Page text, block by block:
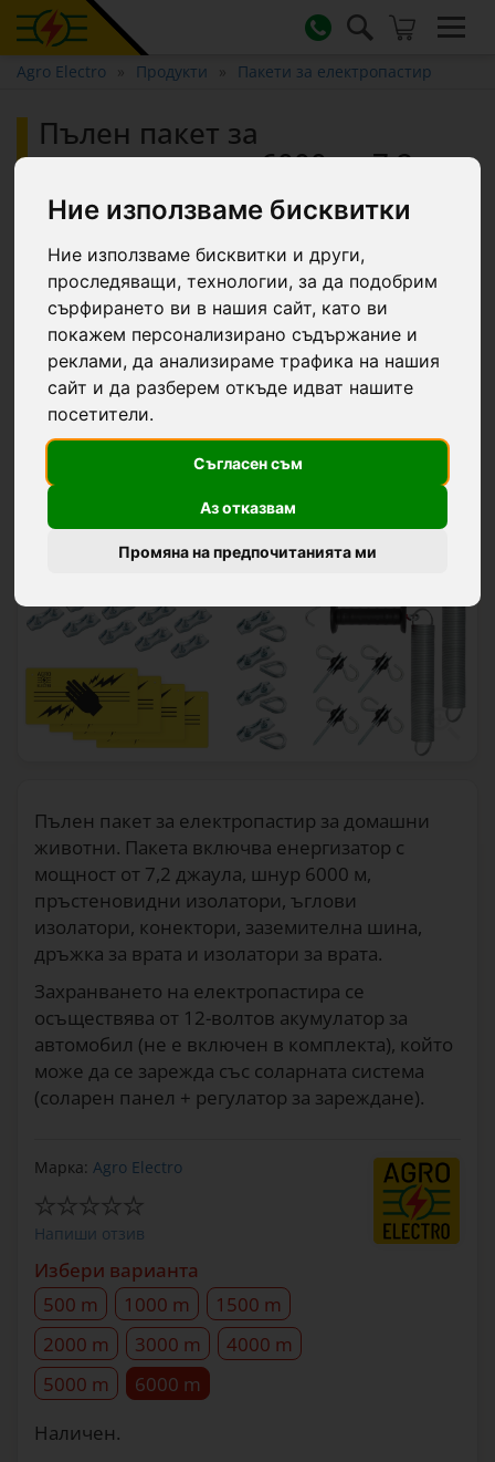
Ние използваме бисквитки
Ние използваме бисквитки и други,
проследяващи, технологии, за да подобрим
сърфирането ви в нашия сайт, като ви
покажем персонализирано съдържание и
реклами, да анализираме трафика на нашия
сайт и да разберем откъде идват нашите
посетители.
Съгласен съм
Аз отказвам
Промяна на предпочитанията ми
Agro Electro Продукти Пакети за електропастир
Пълен пакет за
електропастир 6000 м, 7,2
джаула, със соларна система,
за домашни животни :: 6000
m
-13.1 €
Пълен пакет за електропастир за домашни
животни. Пакета включва енергизатор с
мощност от 7,2 джаула, шнур 6000 м,
пръстеновидни изолатори, ъглови
изолатори, конектори, заземителна шина,
дръжка за врата и изолатори за врата.
Захранването на електропастира се
осъществява от 12-волтов акумулатор за
автомобил (не е включен в комплекта), който
може да се зарежда със соларната система
(соларен панел + регулатор за зареждане).
Марка: Agro Electro
Напиши отзив
Избери варианта
500 m
1000 m
1500 m
2000 m
3000 m
4000 m
5000 m
6000 m
Наличен.